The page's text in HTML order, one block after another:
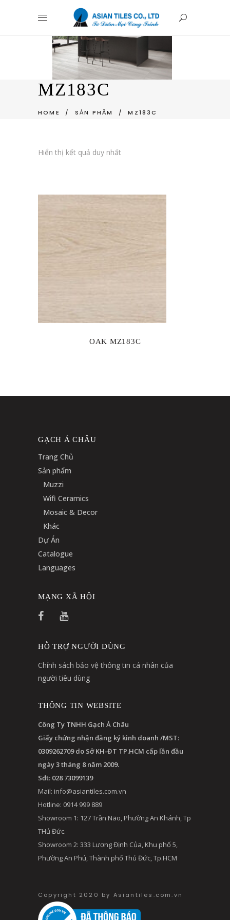
MZ183C
HOME / SẢN PHẨM /MZ183C
Hiển thị kết quả duy nhất
OAK MZ183C
GẠCH Á CHÂU
Trang Chủ
Sản phẩm
Muzzi
Wifi Ceramics
Mosaic & Decor
Khác
Dự Án
Catalogue
Languages
MẠNG XÃ HỘI
HỖ TRỢ NGƯỜI DÙNG
Chính sách bảo vệ thông tin cá nhân của
người tiêu dùng
THÔNG TIN WEBSITE
Công Ty TNHH Gạch Á Châu
Giấy chứng nhận đăng ký kinh doanh /MST:
0309262709 do Sở KH-ĐT TP.HCM cấp lần đầu
ngày 3 tháng 8 năm 2009.
Sđt: 028 73099139
Mail: info@asiantiles.com.vn
Hotline: 0914 999 889
Showroom 1: 127 Trần Não, Phường An Khánh, Tp
THủ Đức.
Showroom 2: 333 Lương Định Của, Khu phố 5,
Phường An Phú, Thành phố Thủ Đức, Tp.HCM
Copyright 2020 by Asiantiles.com.vn